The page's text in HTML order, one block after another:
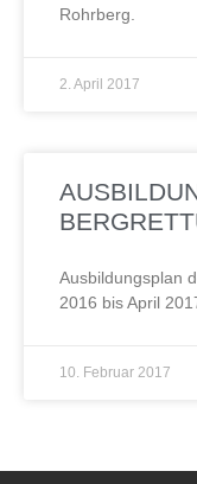
Rohrberg.
2. April 2017
Ausbildungsplan
2016 bis April
10. Februar 2017